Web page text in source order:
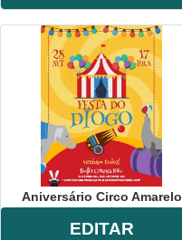
Aniversário Circo Amarelo
EDITAR